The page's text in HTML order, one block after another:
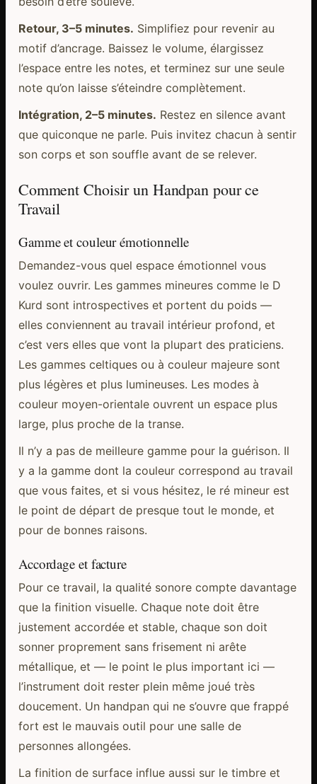
Retour, 3–5 minutes. Simplifiez pour revenir au
motif d’ancrage. Baissez le volume, élargissez
l’espace entre les notes, et terminez sur une seule
note qu’on laisse s’éteindre complètement.
Intégration, 2–5 minutes. Restez en silence avant
que quiconque ne parle. Puis invitez chacun à sentir
son corps et son souffle avant de se relever.
Comment Choisir un Handpan pour ce
Travail
Gamme et couleur émotionnelle
Demandez-vous quel espace émotionnel vous
voulez ouvrir. Les gammes mineures comme le D
Kurd sont introspectives et portent du poids —
elles conviennent au travail intérieur profond, et
c’est vers elles que vont la plupart des praticiens.
Les gammes celtiques ou à couleur majeure sont
plus légères et plus lumineuses. Les modes à
couleur moyen-orientale ouvrent un espace plus
large, plus proche de la transe.
Il n’y a pas de meilleure gamme pour la guérison. Il
y a la gamme dont la couleur correspond au travail
que vous faites, et si vous hésitez, le ré mineur est
le point de départ de presque tout le monde, et
pour de bonnes raisons.
Accordage et facture
Pour ce travail, la qualité sonore compte davantage
que la finition visuelle. Chaque note doit être
justement accordée et stable, chaque son doit
sonner proprement sans frisement ni arête
métallique, et — le point le plus important ici —
l’instrument doit rester plein même joué très
doucement. Un handpan qui ne s’ouvre que frappé
fort est le mauvais outil pour une salle de
personnes allongées.
La finition de surface influe aussi sur le timbre et